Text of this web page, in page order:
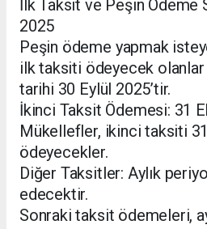
İlk Taksit ve Peşin Ödeme
2025
Peşin ödeme yapmak
ilk taksiti ödeyecek
tarihi 30 Eylül 2025’tir.
İkinci Taksit Ödemesi: 31
Mükellefler, ikinci taksiti
ödeyecekler.
Diğer Taksitler: Aylık
edecektir.
Sonraki taksit ödemeleri,